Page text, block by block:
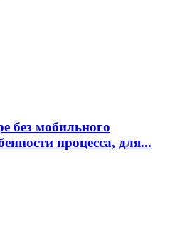
без мобильного
процесса, для...